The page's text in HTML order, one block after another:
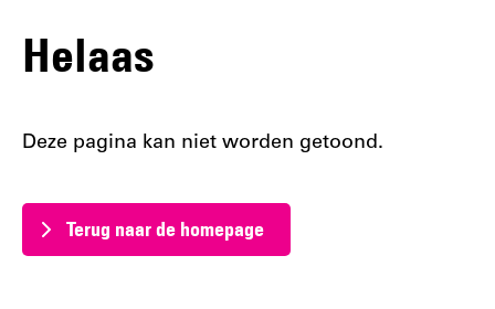
Helaas
Deze pagina kan niet worden getoond.
Terug naar de homepage